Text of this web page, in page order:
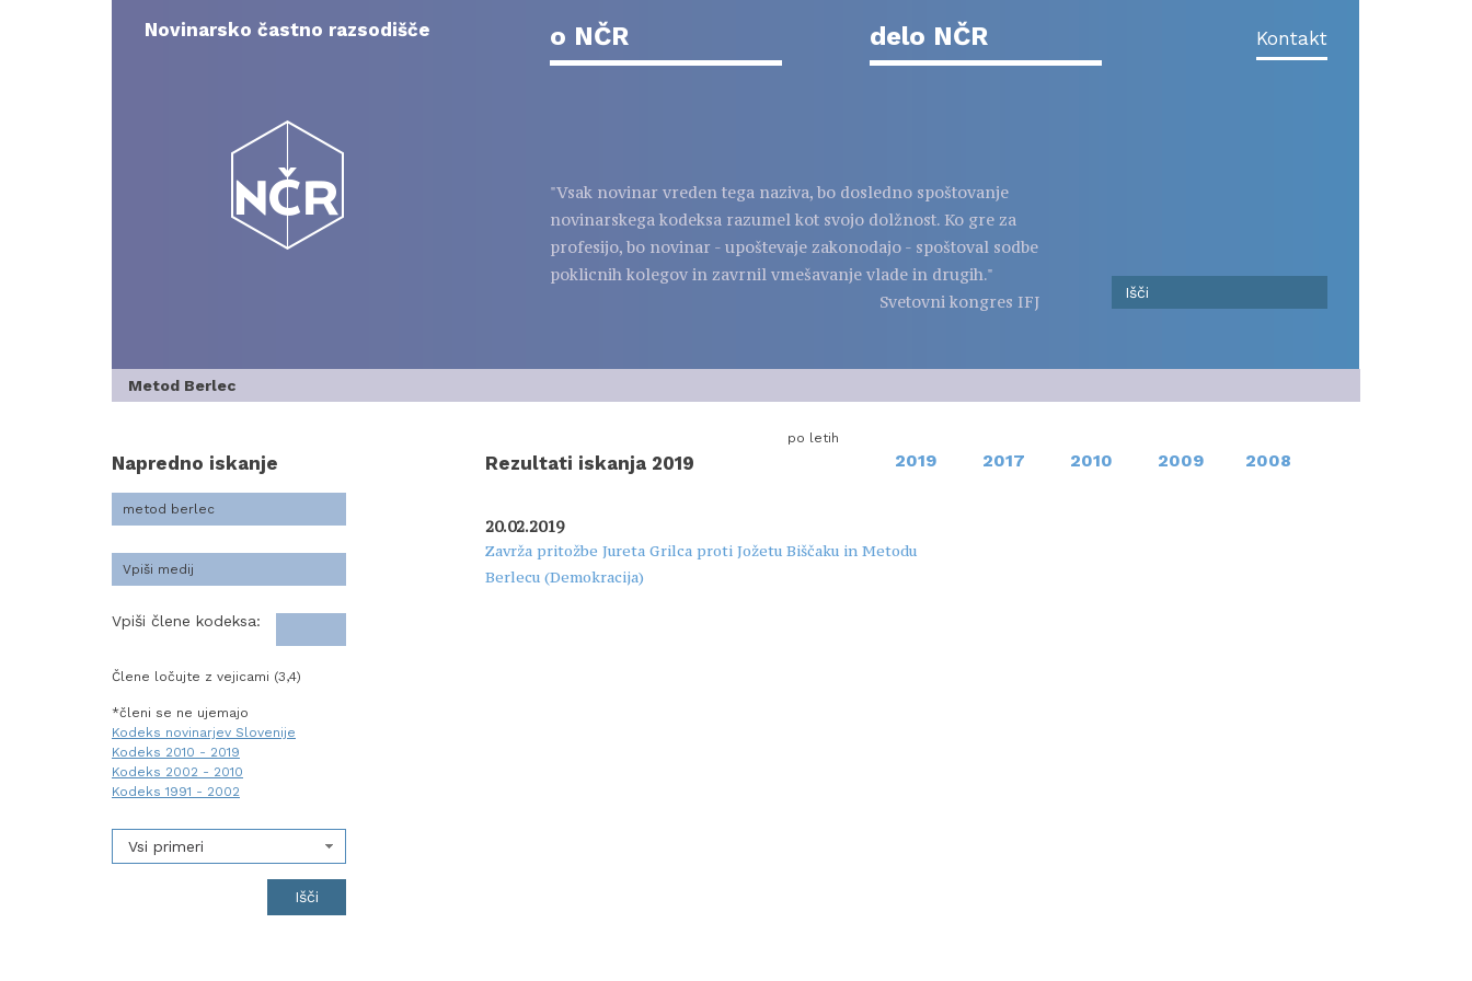
contentNovinarsko častno razsodišče o NČR delo NČR Kontakt
"Vsak novinar vreden tega naziva, bo dosledno spoštovanje
novinarskega kodeksa razumel kot svojo dolžnost. Ko gre za
profesijo, bo novinar - upoštevaje zakonodajo - spoštoval sodbe
poklicnih kolegov in zavrnil vmešavanje vlade in drugih."
Svetovni kongres IFJ
Metod Berlec
Napredno iskanje
Vpiši člene kodeksa:
Člene ločujte z vejicami (3,4)
*členi se ne ujemajo
Kodeks novinarjev Slovenije
Kodeks 2010 - 2019
Kodeks 2002 - 2010
Kodeks 1991 - 2002
Vsi primeri
Rezultati iskanja 2019
po letih
2019 2017 2010 2009 2008
20.02.2019
Zavrža pritožbe Jureta Grilca proti Jožetu Biščaku in Metodu
Berlecu (Demokracija)